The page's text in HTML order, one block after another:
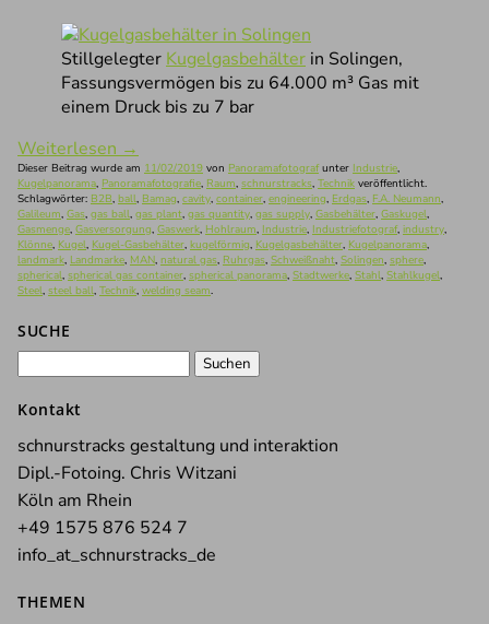
Stillgelegter Kugelgasbehälter in Solingen,
Fassungsvermögen bis zu 64.000 m³ Gas mit
einem Druck bis zu 7 bar
Weiterlesen →
Dieser Beitrag wurde am 11/02/2019 von Panoramafotografunter Industrie,
Kugelpanorama, Panoramafotografie, Raum, schnurstracks, Technik veröffentlicht.
Schlagwörter: B2B, ball, Bamag, cavity, container, engineering, Erdgas, F.A. Neumann,
Galileum, Gas, gas ball, gas plant, gas quantity, gas supply, Gasbehälter, Gaskugel,
Gasmenge, Gasversorgung, Gaswerk, Hohlraum, Industrie, Industriefotograf, industry,
Klönne, Kugel, Kugel-Gasbehälter, kugelförmig, Kugelgasbehälter, Kugelpanorama,
landmark, Landmarke, MAN, natural gas, Ruhrgas, Schweißnaht, Solingen, sphere,
spherical, spherical gas container, spherical panorama, Stadtwerke, Stahl, Stahlkugel,
Steel, steel ball, Technik, welding seam.
SUCHE
Kontakt
schnurstracks gestaltung und interaktion
Dipl.-Fotoing. Chris Witzani
Köln am Rhein
+49 1575 876 524 7
info_at_schnurstracks_de
THEMEN